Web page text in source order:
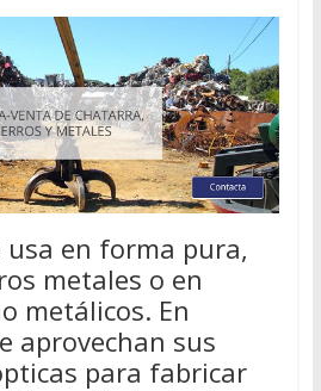
usa en forma pura,
metales o en
metálicos. En
aprovechan sus
para fabricar